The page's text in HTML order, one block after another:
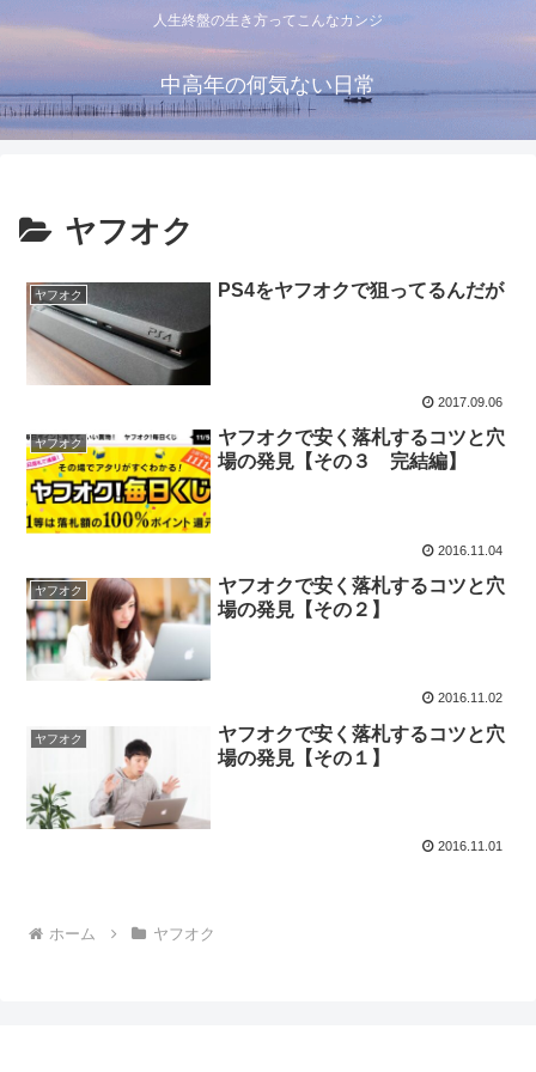
人生終盤の生き方ってこんなカンジ
中高年の何気ない日常
ヤフオク
ヤフオク PS4をヤフオクで狙ってるんだが
2017.09.06
ヤフオク
ヤフオクで安く落札するコツと穴
場の発見【その３ 完結編】
2016.11.04
ヤフオク
ヤフオクで安く落札するコツと穴
場の発見【その２】
2016.11.02
ヤフオク
ヤフオクで安く落札するコツと穴
場の発見【その１】
2016.11.01
ホーム ヤフオク